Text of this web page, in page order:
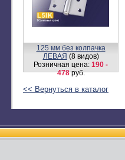
125 мм без колпачка
ЛЕВАЯ (8 видов)
Розничная цена: 190 -
478руб.
<< Вернуться в каталог